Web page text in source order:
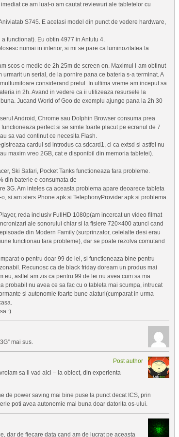
ce am luat-o am cautat reviewuri ale tabletelor cu
S745. E acelasi model din punct de vedere hardware,
functionat). Eu obtin 4977 in Antutu 4.
numai in interior, si mi se pare ca luminozitatea la
scos o medie de 2h 25m de screen on. Maximul l-am obtinut
un serial, de la pornire pana ce bateria s-a terminat. A
considerand pretul. In ultima vreme am inceput sa
in 2h. Avand in vedere ca ii utilizeaza resursele la
Jucand World of Goo de exemplu ajunge pana la 2h 30
Android, Chrome sau Dolphin Browser consuma prea
perfect si se simte foarte placut pe ecranul de 7
sa vad continut ce necesita Flash.
cardul sd introdus ca sdcard1, ci ca extsd si astfel nu
maxim vreo 2GB, cat e disponibil din memoria tabletei).
Ski Safari, Pocket Tanks functioneaza fara probleme.
din baterie e consumata de
3G. Am inteles ca aceasta problema apare deoarece tableta
si am sters Phone.apk si TelephonyProvider.apk si problema
reda inclusiv FullHD 1080p(am incercat un video filmat
ale sonorului chiar si la fisiere 720×400 atunci cand
din Modern Family (surprinzator, celelalte desi erau
functionau fara probleme), dar se poate rezolva comutand
o pentru doar 99 de lei, si functioneaza bine pentru
Recunosc ca de black friday doream un produs mai
astfel am zis ca pentru 99 de lei nu avea cum sa ma
probabil nu avea ce sa fac cu o tableta mai scumpa, intrucat
si autonomie foarte bune alaturi(cumparat in urma
:).
mai sus.
Post author
sa il vad aici – la obiect, din experienta
de power saving mai bine puse la punct decat ICS, prin
poti avea autonomie mai buna doar datorita os-ului.
dar de fiecare data cand am de lucrat pe aceasta